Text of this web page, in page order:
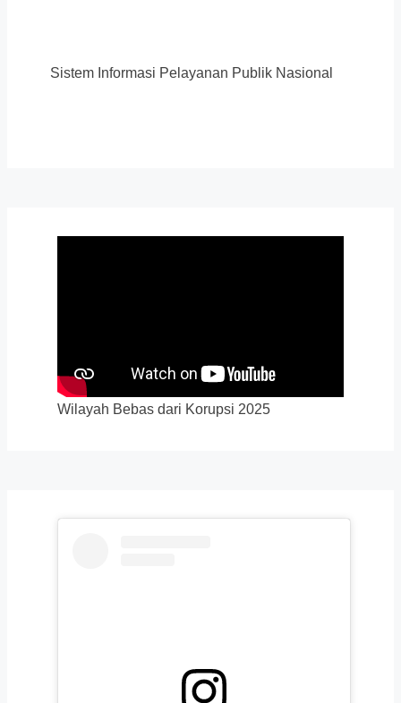
Sistem Informasi Pelayanan Publik Nasional
Wilayah Bebas dari Korupsi 2025